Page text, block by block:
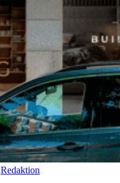
Redaktion